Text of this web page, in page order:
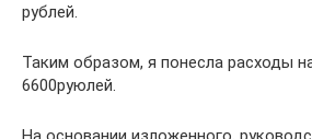
рублей.
Таким образом, я понесла расходы
6600руюлей.